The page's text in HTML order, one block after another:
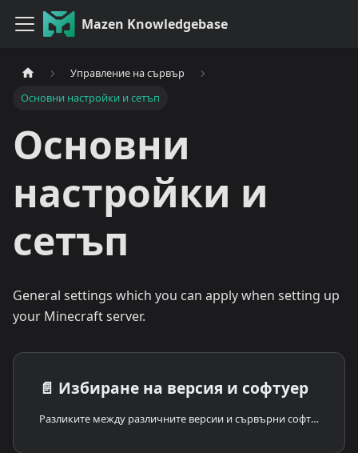
Mazen Knowledgebase
Управление на сървър
Основни настройки и сетъп
Основни
настройки и
сетъп
General settings which you can apply when setting up
your Minecraft server.
📄️ Избиране на версия и софтуер
Разликите между различните версии и сървърни софтуерии за Minecraft сървъри